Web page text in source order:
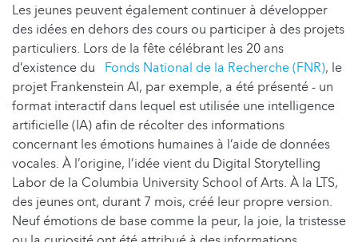
Les jeunes peuvent également continuer à développer
des idées en dehors des cours ou participer à des projets
particuliers. Lors de la fête célébrant les 20 ans
d’existence du
Fonds National de la Recherche (FNR), le
projet Frankenstein AI, par exemple, a été présenté - un
format interactif dans lequel est utilisée une intelligence
artificielle (IA) afin de récolter des informations
concernant les émotions humaines à l’aide de données
vocales. À l’origine, l’idée vient du Digital Storytelling
Labor de la Columbia University School of Arts. À la LTS,
des jeunes ont, durant 7 mois, créé leur propre version.
Neuf émotions de base comme la peur, la joie, la tristesse